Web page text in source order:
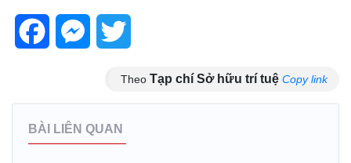
FacebookMessenger
Theo Tạp chí Sở hữu trí tuệ Copy link
BÀI LIÊN QUAN